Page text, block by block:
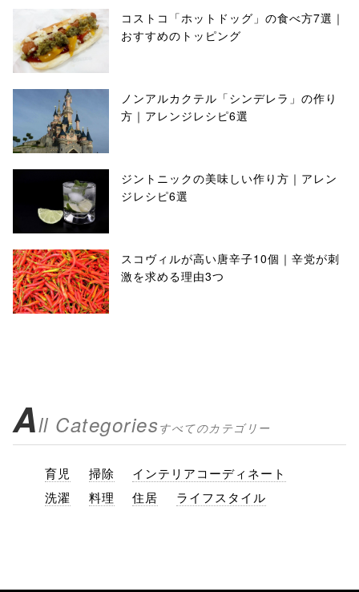
コストコ「ホットドッグ」の食べ方7選｜
おすすめのトッピング
ノンアルカクテル「シンデレラ」の作り
方｜アレンジレシピ6選
ジントニックの美味しい作り方｜アレン
ジレシピ6選
スコヴィルが高い唐辛子10個｜辛党が刺
激を求める理由3つ
All Categoriesすべてのカテゴリー
育児 掃除
インテリアコーディネート
洗濯
料理 住居 ライフスタイル